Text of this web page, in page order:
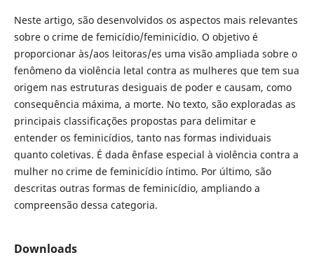
Neste artigo, são desenvolvidos os aspectos mais relevantes
sobre o crime de femicídio/feminicídio. O objetivo é
proporcionar às/aos leitoras/es uma visão ampliada sobre o
fenômeno da violência letal contra as mulheres que tem sua
origem nas estruturas desiguais de poder e causam, como
consequência máxima, a morte. No texto, são exploradas as
principais classificações propostas para delimitar e
entender os feminicídios, tanto nas formas individuais
quanto coletivas. É dada ênfase especial à violência contra a
mulher no crime de feminicídio íntimo. Por último, são
descritas outras formas de feminicídio, ampliando a
compreensão dessa categoria.
Downloads